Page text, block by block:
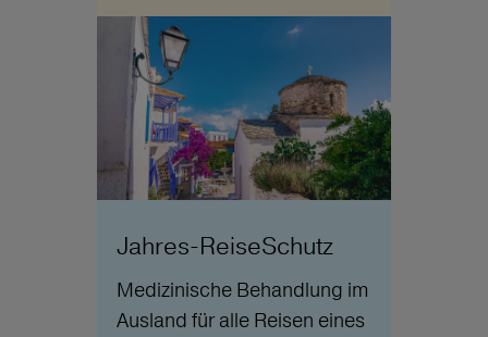
Jahres-ReiseSchutz
Medizinische Behandlung im
Ausland für alle Reisen eines